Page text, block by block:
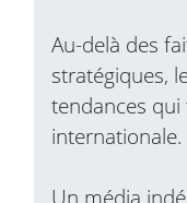
Au-delà des
stratégiques,
tendances
internationale.